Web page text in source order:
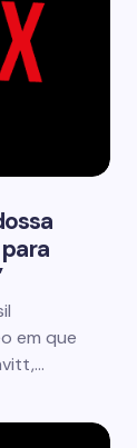
em que